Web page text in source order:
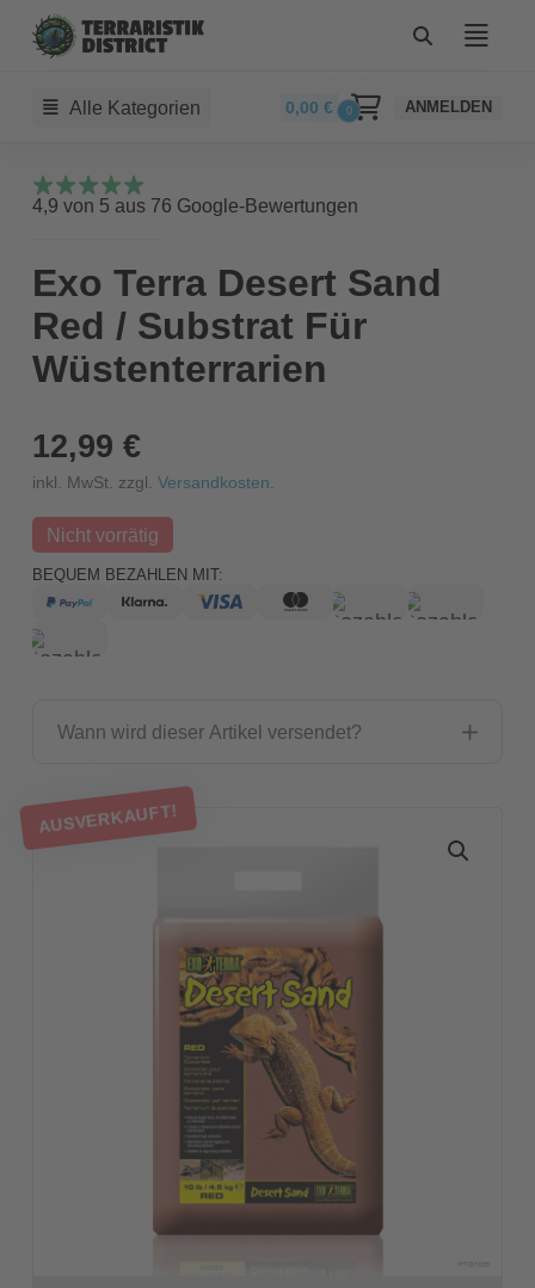
Alle Kategorien 0,00€ 0 ANMELDEN
4,9 von 5 aus 76 Google-Bewertungen
Exo Terra Desert Sand
Red / Substrat Für
Wüstenterrarien
12,99 €
inkl. MwSt. zzgl. Versandkosten
Nicht vorrätig
BEQUEM BEZAHLEN MIT:
Wann wird dieser Artikel versendet?
AUSVERKAUFT!